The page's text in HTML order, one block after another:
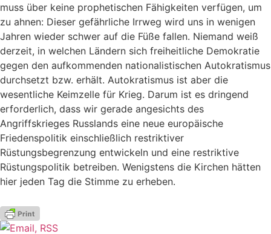
muss über keine prophetischen Fähigkeiten verfügen, um
zu ahnen: Dieser gefährliche Irrweg wird uns in wenigen
Jahren wieder schwer auf die Füße fallen. Niemand weiß
derzeit, in welchen Ländern sich freiheitliche Demokratie
gegen den aufkommenden nationalistischen Autokratismus
durchsetzt bzw. erhält. Autokratismus ist aber die
wesentliche Keimzelle für Krieg. Darum ist es dringend
erforderlich, dass wir gerade angesichts des
Angriffskrieges Russlands eine neue europäische
Friedenspolitik einschließlich restriktiver
Rüstungsbegrenzung entwickeln und eine restriktive
Rüstungspolitik betreiben. Wenigstens die Kirchen hätten
hier jeden Tag die Stimme zu erheben.